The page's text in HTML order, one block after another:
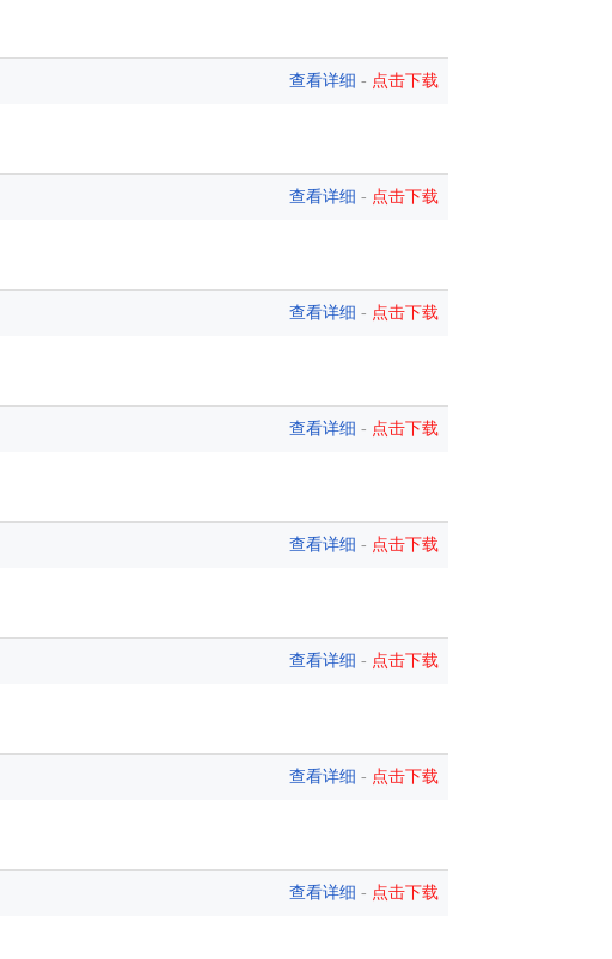
查看详细 - 点击下载
查看详细 - 点击下载
查看详细 - 点击下载
查看详细 - 点击下载
查看详细 - 点击下载
查看详细 - 点击下载
查看详细 - 点击下载
查看详细 - 点击下载